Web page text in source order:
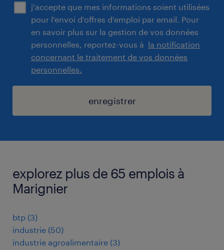
j'accepte que mes informations soient utilisées
pour l'envoi d'offres d'emploi par email. Pour
en savoir plus sur la gestion de vos données
personnelles, reportez-vous à la notification
concernant le traitement de vos données
personnelles.
enregistrer
explorez plus de 65 emplois à
Marignier
btp (3)
industrie (50)
industrie agroalimentaire (3)